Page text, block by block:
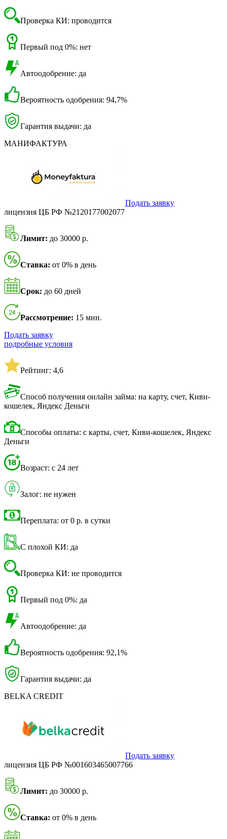
Проверка КИ: проводится
Первый под 0%: нет
Автоодобрение: да
Вероятность одобрения: 94,7%
Гарантия выдачи: да
МАНИФАКТУРА
Подать заявку
лицензия ЦБ РФ №2120177002077
Лимит: до 30000 р.
Ставка: от 0% в день
Срок: до 60 дней
Рассмотрение: 15 мин.
Подать заявку
подробные условия
Рейтинг: 4,6
Способ получения онлайн займа: на карту, счет, Киви-
кошелек, Яндекс Деньги
Способы оплаты: с карты, счет, Киви-кошелек, Яндекс
Деньги
Возраст: с 24 лет
Залог: не нужен
Переплата: от 0 р. в сутки
С плохой КИ: да
Проверка КИ: не проводится
Первый под 0%: да
Автоодобрение: да
Вероятность одобрения: 92,1%
Гарантия выдачи: да
BELKA CREDIT
Подать заявку
лицензия ЦБ РФ №001603465007766
Лимит: до 30000 р.
Ставка: от 0% в день